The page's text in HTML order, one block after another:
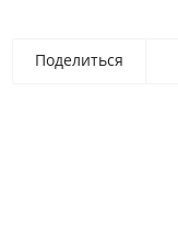
Поделиться